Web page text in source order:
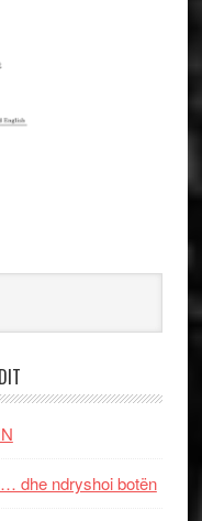
dhe ndryshoi botën